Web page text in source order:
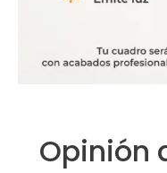
Opinión